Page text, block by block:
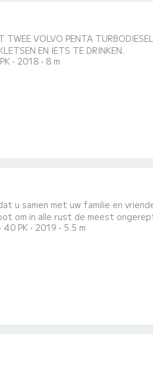
VOLVO PENTA
EN IETS TE DRINKEN.
2018 8 m
u samen met uw familie en
Carlo. Aan boord vindt u een comfortabel zonnedek
terwijl achterin een
40 PK 2019 5.5 m